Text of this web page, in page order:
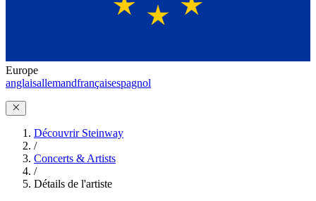
Europe
anglaisallemandfrançaisespagnol
Découvrir Steinway
/
Concerts & Artists
/
Détails de l'artiste